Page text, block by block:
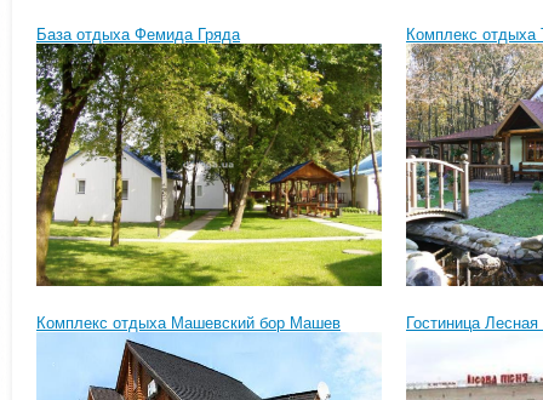
База отдыха Фемида Гряда Комплекс отдыха
Комплекс отдыха Машевский бор Машев Гостиница